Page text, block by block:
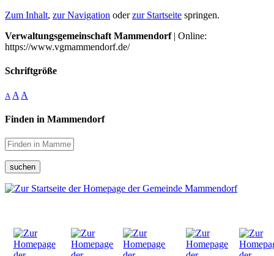
Zum Inhalt, zur Navigation oderzur Startseite springen.
Verwaltungsgemeinschaft Mammendorf| Online:
https://www.vgmammendorf.de/
Schriftgröße
A A A
Finden in Mammendorf
suchen